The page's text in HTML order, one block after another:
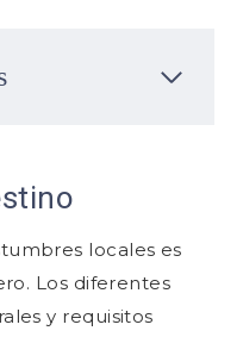
locales es
Los diferentes
y requisitos